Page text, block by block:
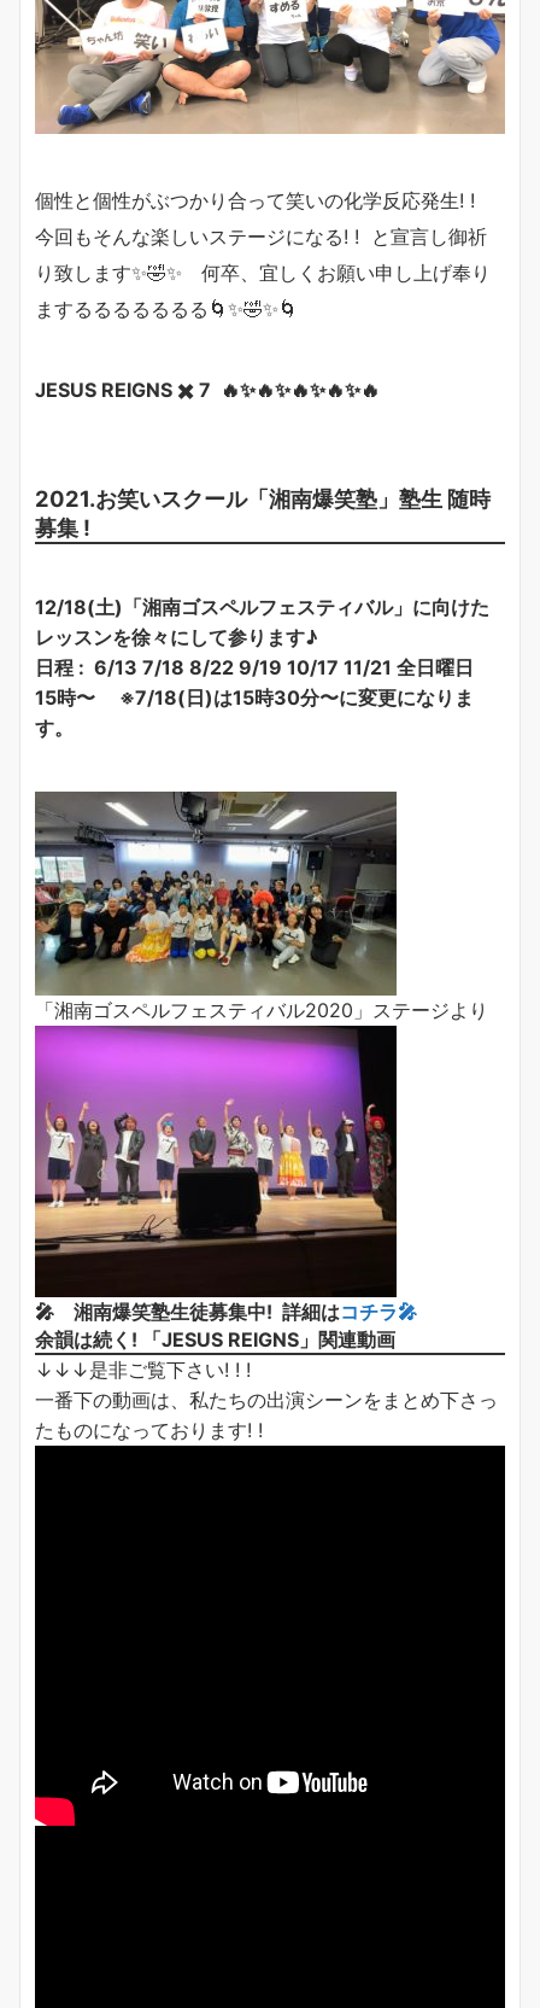
個性と個性がぶつかり合って笑いの化学反応発生! !
今回もそんな楽しいステージになる! ! と宣言し御祈
り致します✨🤣✨ 何卒、宜しくお願い申し上げ奉り
まするるるるるるる🌀✨🤣✨🌀
JESUS REIGNS ✖️ 7 🔥✨🔥✨🔥✨🔥✨🔥
2021.お笑いスクール「湘南爆笑塾」塾生 随時
募集 !
12/18(土)「湘南ゴスペルフェスティバル」に向けた
レッスンを徐々にして参ります♪
日程 : 6/13 7/18 8/22 9/19 10/17 11/21 全日曜日
15時〜 ※7/18(日)は15時30分〜に変更になりま
す。
「湘南ゴスペルフェスティバル2020」ステージより
🎤 湘南爆笑塾生徒募集中! 詳細はコチラ🎤
余韻は続く! 「JESUS REIGNS」関連動画
↓↓↓是非ご覧下さい! ! !
一番下の動画は、私たちの出演シーンをまとめ下さっ
たものになっております! !